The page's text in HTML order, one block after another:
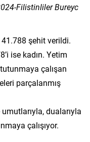
Filistinliler Bureyc
41.788 şehit verildi.
ise kadın. Yetim
çalışan
parçalanmış
dualarıyla
çalışıyor.